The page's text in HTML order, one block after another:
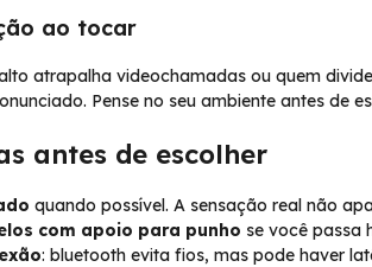
ao tocar
atrapalha videochamadas ou quem
Pense no seu ambiente antes de
antes de escolher
quando possível. A sensação real não
com apoio para punho se você passa
: bluetooth evita fios, mas pode haver